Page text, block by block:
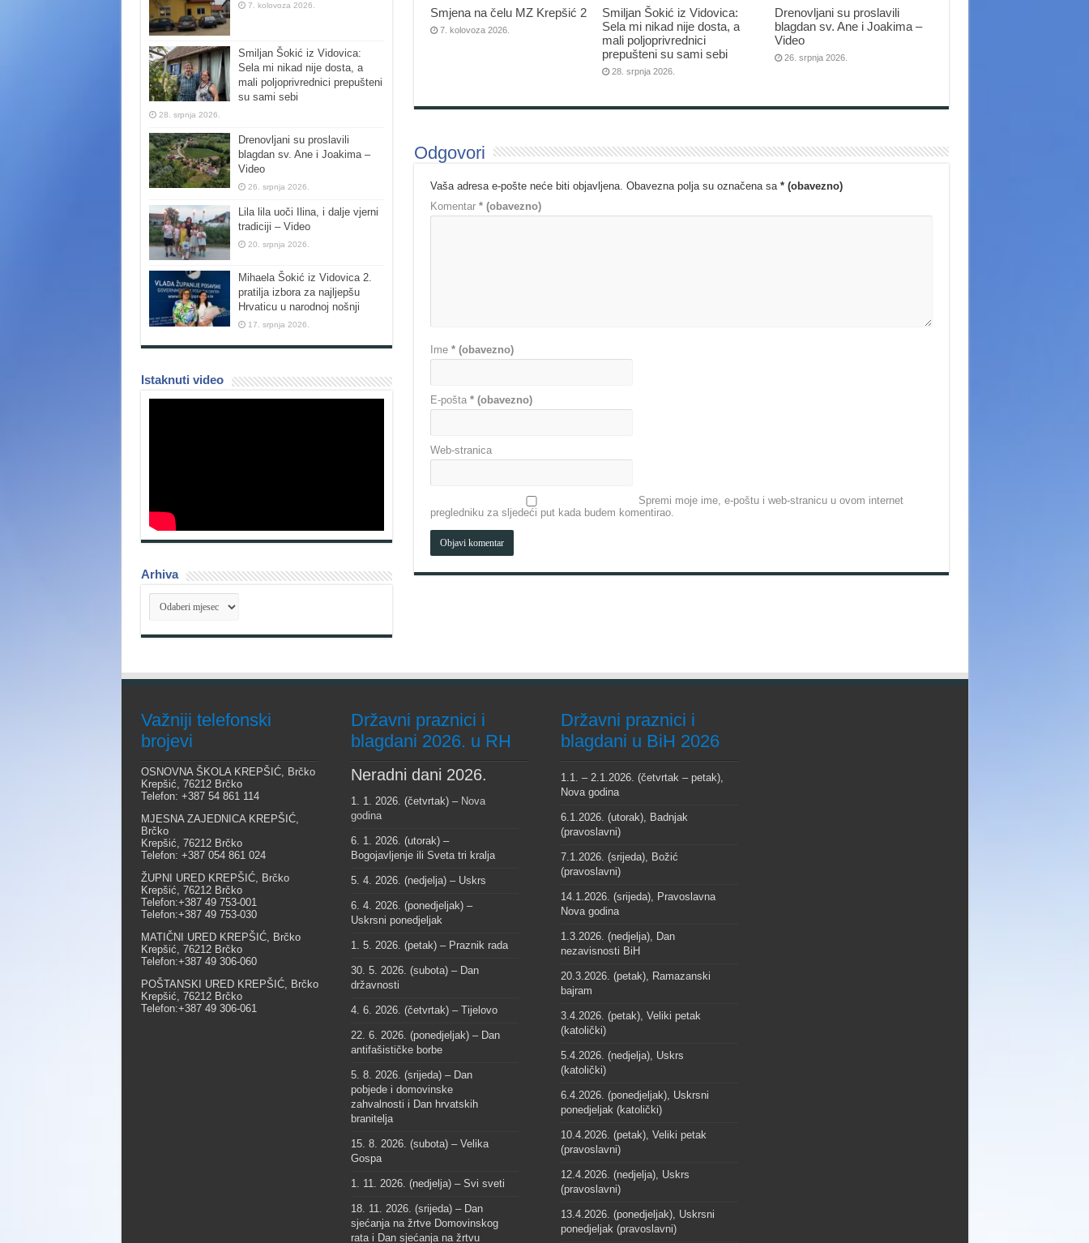
Smjena na čelu MZ Krepšić 2
7. kolovoza 2026.
Smiljan Šokić iz Vidovica:
Sela mi nikad nije dosta, a
mali poljoprivrednici
prepušteni su sami sebi
28. srpnja 2026.
Drenovljani su proslavili
blagdan sv. Ane i Joakima –
Video
26. srpnja 2026.
Odgovori
Vaša adresa e-pošte neće biti objavljena. Obavezna polja su označena sa * (obavezno)
Komentar * (obavezno)
Ime * (obavezno)
E-pošta * (obavezno)
Web-stranica
Spremi moje ime, e-poštu i web-stranicu u ovom internet
pregledniku za sljedeći put kada budem komentirao.
7. kolovoza 2026.
Smiljan Šokić iz Vidovica:
Sela mi nikad nije dosta, a
mali poljoprivrednici prepušteni
su sami sebi
28. srpnja 2026.
Drenovljani su proslavili
blagdan sv. Ane i Joakima –
Video
26. srpnja 2026.
Lila lila uoči Ilina, i dalje vjerni
tradiciji – Video
20. srpnja 2026.
Mihaela Šokić iz Vidovica 2.
pratilja izbora za najljepšu
Hrvaticu u narodnoj nošnji
17. srpnja 2026.
Istaknuti video
Arhiva
Arhiva
Važniji telefonski
brojevi
OSNOVNA ŠKOLA KREPŠIĆ, Brčko
Krepšić, 76212 Brčko
Telefon: +387 54 861 114
MJESNA ZAJEDNICA KREPŠIĆ,
Brčko
Krepšić, 76212 Brčko
Telefon: +387 054 861 024
ŽUPNI URED KREPŠIĆ, Brčko
Krepšić, 76212 Brčko
Telefon:+387 49 753-001
Telefon:+387 49 753-030
MATIČNI URED KREPŠIĆ, Brčko
Krepšić, 76212 Brčko
Telefon:+387 49 306-060
POŠTANSKI URED KREPŠIĆ, Brčko
Krepšić, 76212 Brčko
Telefon:+387 49 306-061
Državni praznici i
blagdani 2026. u RH
Neradni dani 2026.
1. 1. 2026. (četvrtak) – Nova
godina
6. 1. 2026. (utorak) –
Bogojavljenje ili Sveta tri kralja
5. 4. 2026. (nedjelja) – Uskrs
6. 4. 2026. (ponedjeljak) –
Uskrsni ponedjeljak
1. 5. 2026. (petak) – Praznik rada
30. 5. 2026. (subota) – Dan
državnosti
4. 6. 2026. (četvrtak) – Tijelovo
22. 6. 2026. (ponedjeljak) – Dan
antifašističke borbe
5. 8. 2026. (srijeda) – Dan
pobjede i domovinske
zahvalnosti i Dan hrvatskih
branitelja
15. 8. 2026. (subota) – Velika
Gospa
1. 11. 2026. (nedjelja) – Svi sveti
18. 11. 2026. (srijeda) – Dan
sjećanja na žrtve Domovinskog
rata i Dan sjećanja na žrtvu
Državni praznici i
blagdani u BiH 2026
1.1. – 2.1.2026. (četvrtak – petak),
Nova godina
6.1.2026. (utorak), Badnjak
(pravoslavni)
7.1.2026. (srijeda), Božić
(pravoslavni)
14.1.2026. (srijeda), Pravoslavna
Nova godina
1.3.2026. (nedjelja), Dan
nezavisnosti BiH
20.3.2026. (petak), Ramazanski
bajram
3.4.2026. (petak), Veliki petak
(katolički)
5.4.2026. (nedjelja), Uskrs
(katolički)
6.4.2026. (ponedjeljak), Uskrsni
ponedjeljak (katolički)
10.4.2026. (petak), Veliki petak
(pravoslavni)
12.4.2026. (nedjelja), Uskrs
(pravoslavni)
13.4.2026. (ponedjeljak), Uskrsni
ponedjeljak (pravoslavni)